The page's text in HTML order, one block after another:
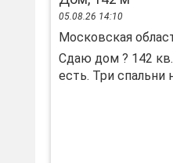
05.08.26 14:10
Московская
Сдаю дом ? 142
есть. Три спальни